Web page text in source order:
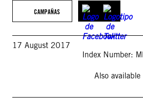
CAMPAÑAS
17 August 2017
Index Number:
Also available